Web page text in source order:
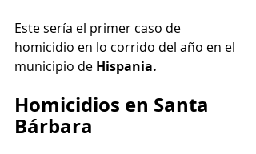
Este sería el primer caso de
homicidio en lo corrido del año en el
municipio de Hispania.
Homicidios en Santa
Bárbara